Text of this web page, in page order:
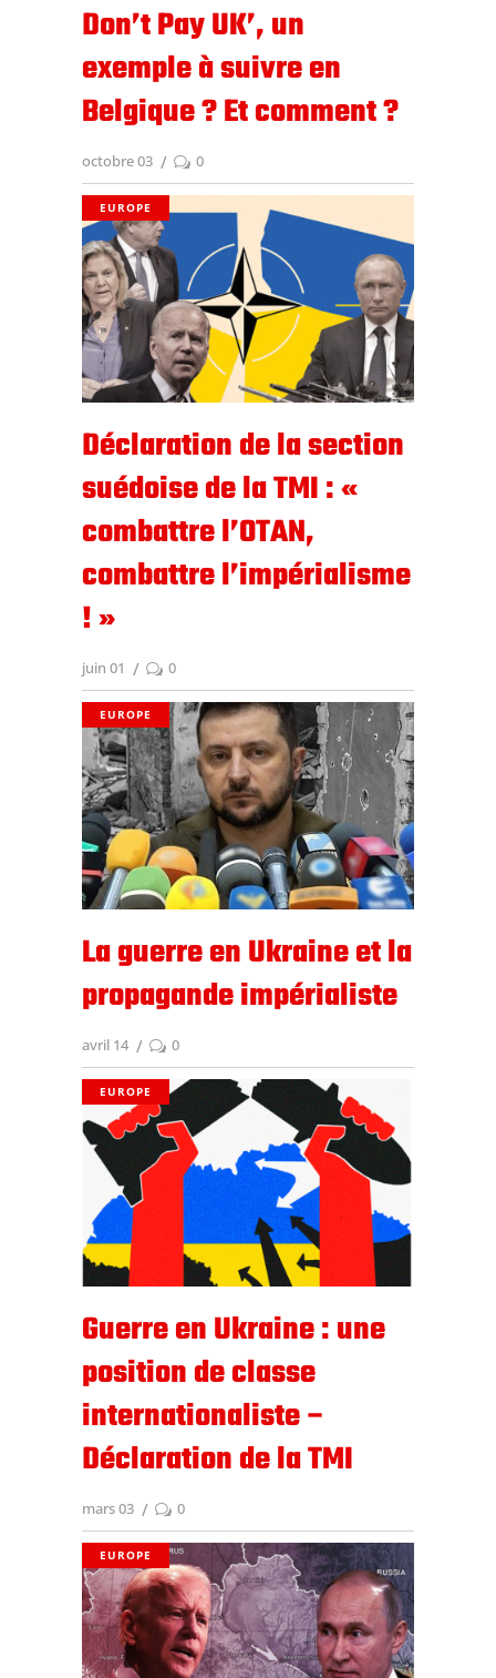
Don’t Pay UK’, un
exemple à suivre en
Belgique ? Et comment ?
octobre 03 0
EUROPE
Déclaration de la section
suédoise de la TMI : «
combattre l’OTAN,
combattre l’impérialisme
! »
juin 01 0
EUROPE
La guerre en Ukraine et la
propagande impérialiste
avril 14 0
EUROPE
Guerre en Ukraine : une
position de classe
internationaliste –
Déclaration de la TMI
mars 03 0
EUROPE